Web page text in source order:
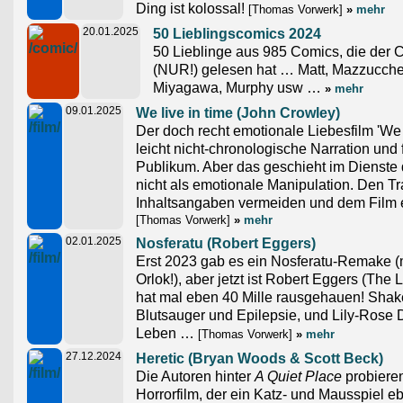
Ding ist kolossal! [Thomas Vorwerk] » mehr
20.01.2025
50 Lieblingscomics 2024
50 Lieblinge aus 985 Comics, die der
(NUR!) gelesen hat … Matt,
Miyagawa, Murphy usw … » mehr
09.01.2025
We live in time (John Crowley)
Der doch recht emotionale Liebesfilm
leicht nicht-chronologische Narration und
Publikum. Aber das geschieht im
nicht als emotionale Manipulation. Den
Inhaltsangaben vermeiden und dem
[Thomas Vorwerk] » mehr
02.01.2025
Nosferatu (Robert Eggers)
Erst 2023 gab es ein Nosferatu-Remake
Orlok!), aber jetzt ist Robert Eggers (The
hat mal eben 40 Mille rausgehauen!
Blutsauger und Epilepsie, und Lily-Rose
Leben … [Thomas Vorwerk] » mehr
27.12.2024
Heretic (Bryan Woods & Scott Beck)
Die Autoren hinter A Quiet Place
Horrorfilm, der ein Katz- und Mausspiel